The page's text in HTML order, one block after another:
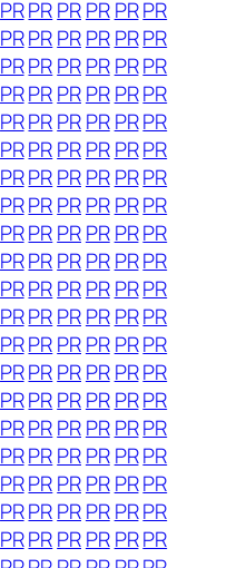
PRPRPRPR PRPR
PRPRPRPR PRPR
PRPRPRPR PRPR
PRPRPRPR PRPR
PRPRPRPR PRPR
PRPRPRPR PRPR
PRPRPRPR PRPR
PRPRPRPR PRPR
PRPRPRPR PRPR
PRPRPRPR PRPR
PRPRPRPR PRPR
PRPRPRPR PRPR
PRPRPRPR PRPR
PRPRPRPR PRPR
PRPRPRPR PRPR
PRPRPRPR PRPR
PRPRPRPR PRPR
PRPRPRPR PRPR
PRPRPRPR PRPR
PRPRPRPR PRPR